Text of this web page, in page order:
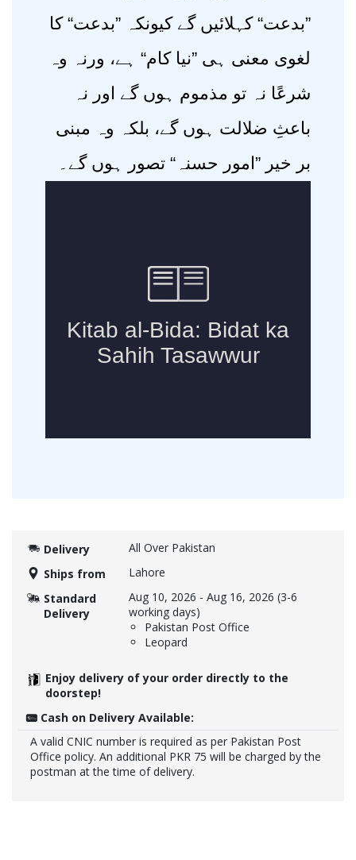
”بدعت“ کہلائیں گے کیونکہ ”بدعت“ کا
لغوی معنی ہی ”نیا کام“ ہے، ورنہ وہ
شرعًا نہ تو مذموم ہوں گے اور نہ
باعثِ ضلالت ہوں گے، بلکہ وہ مبنی
بر خیر ”امور حسنہ“ تصور ہوں گے۔
Delivery
All Over Pakistan
Ships from
Lahore
Standard
Delivery
Aug 10, 2026 - Aug 16, 2026 (3-6
working days)
Pakistan Post Office
Leopard
Enjoy delivery of your order directly to the
doorstep!
Cash on Delivery Available:
A valid CNIC number is required as per Pakistan Post
Office policy. An additional PKR 75 will be charged by the
postman at the time of delivery.